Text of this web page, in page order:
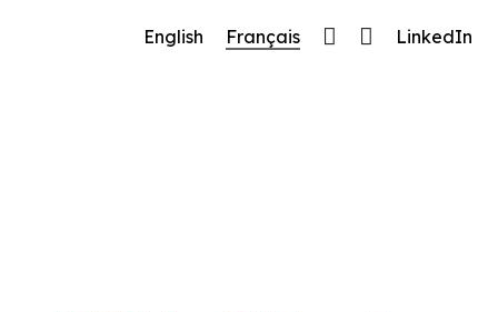
LinkedIn
Français
English
🔧 Notre site fait peau neuve ! Informations et
charte graphique en cours de mise à jour : merci